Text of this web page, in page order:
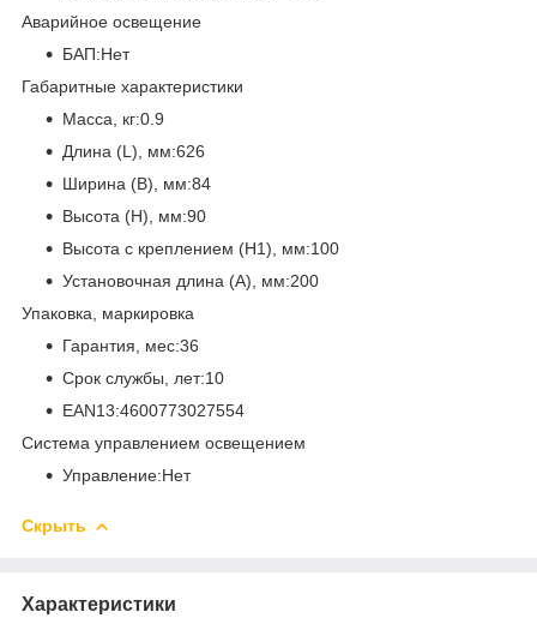
Аварийное освещение
БАП:Нет
Габаритные характеристики
Масса, кг:0.9
Длина (L), мм:626
Ширина (B), мм:84
Высота (H), мм:90
Высота с креплением (H1), мм:100
Установочная длина (A), мм:200
Упаковка, маркировка
Гарантия, мес:36
Срок службы, лет:10
EAN13:4600773027554
Система управлением освещением
Управление:Нет
Скрыть
Характеристики